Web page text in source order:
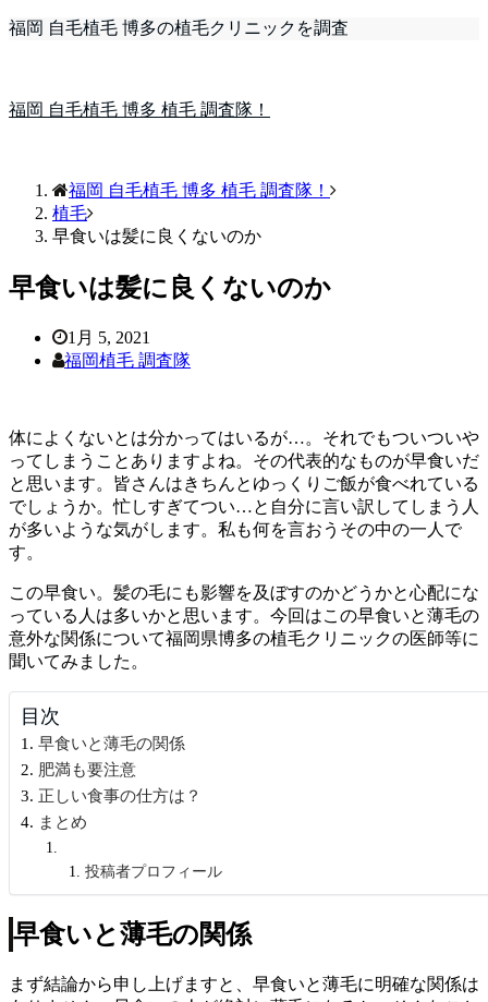
福岡 自毛植毛 博多の植毛クリニックを調査
福岡 自毛植毛 博多 植毛 調査隊！
福岡 自毛植毛 博多 植毛 調査隊！
植毛
早食いは髪に良くないのか
早食いは髪に良くないのか
1月 5, 2021
福岡植毛 調査隊
体によくないとは分かってはいるが…。それでもついついや
ってしまうことありますよね。その代表的なものが早食いだ
と思います。皆さんはきちんとゆっくりご飯が食べれている
でしょうか。忙しすぎてつい…と自分に言い訳してしまう人
が多いような気がします。私も何を言おうその中の一人で
す。
この早食い。髪の毛にも影響を及ぼすのかどうかと心配にな
っている人は多いかと思います。今回はこの早食いと薄毛の
意外な関係について福岡県博多の植毛クリニックの医師等に
聞いてみました。
目次
早食いと薄毛の関係
肥満も要注意
正しい食事の仕方は？
まとめ
投稿者プロフィール
早食いと薄毛の関係
まず結論から申し上げますと、早食いと薄毛に明確な関係は